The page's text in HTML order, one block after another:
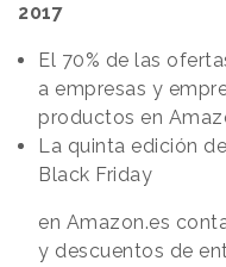
2017
El 70% de las
a empresas y
productos en
La quinta edición de
Black Friday
en Amazon.es
y descuentos de